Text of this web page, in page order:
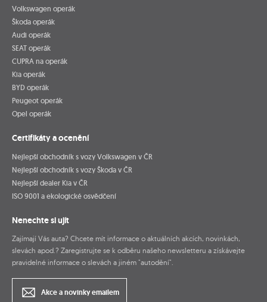
Volkswagen operák
Škoda operák
Audi operák
SEAT operák
CUPRA na operák
Kia operák
BYD operák
Peugeot operák
Opel operák
Certifikáty a ocenění
Nejlepší obchodník s vozy Volkswagen v ČR
Nejlepší obchodník s vozy Škoda v ČR
Nejlepší dealer Kia v ČR
ISO 9001 a ekologické osvědčení
Nenechte si ujít
Zajímají Vás auta? Chcete mít informace o aktuálních akcích, novinkách,
slevách apod.? Zaregistrujte se k odběru našeho newsletteru a získávejte
pravidelné informace o slevách a jiném "autodění".
Akce a novinky emailem